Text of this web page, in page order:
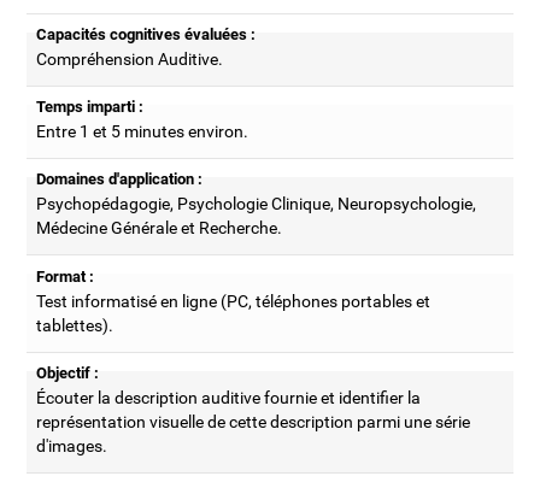
Capacités cognitives évaluées :
Compréhension Auditive.
Temps imparti :
Entre 1 et 5 minutes environ.
Domaines d'application :
Psychopédagogie, Psychologie Clinique, Neuropsychologie,
Médecine Générale et Recherche.
Format :
Test informatisé en ligne (PC, téléphones portables et
tablettes).
Objectif :
Écouter la description auditive fournie et identifier la
représentation visuelle de cette description parmi une série
d'images.